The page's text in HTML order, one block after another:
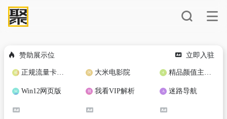
赞助展示位 立即入驻
正规流量卡免费加盟合作 大米电影院 精品颜值主播定制
Win12网页版 我看VIP解析 迷路导航